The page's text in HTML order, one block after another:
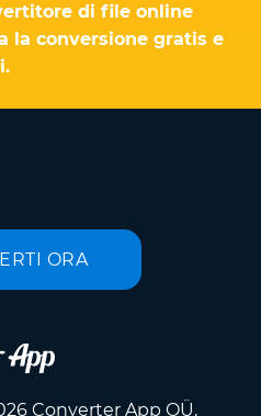
di file online
la conversione gratis e
ORA
Converter App OÜ.